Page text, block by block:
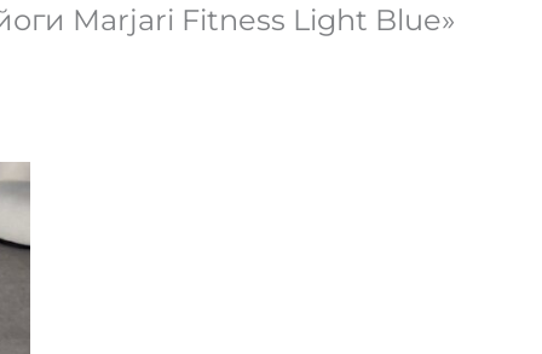
Marjari Fitness Light Blue»